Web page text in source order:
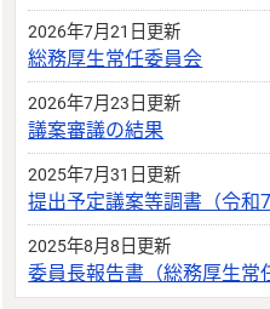
2026年7月21日更新
総務厚生常任委員会
2026年7月23日更新
議案審議の結果
2025年7月31日更新
提出予定議案等調書（令和
2025年8月8日更新
委員長報告書（総務厚生常